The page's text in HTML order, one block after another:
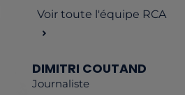
Voir toute l'équipe RCA
DIMITRI COUTAND
Journaliste